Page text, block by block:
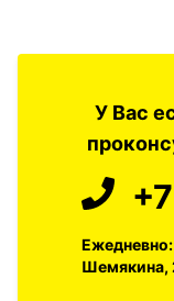
У Вас
Шемякина,